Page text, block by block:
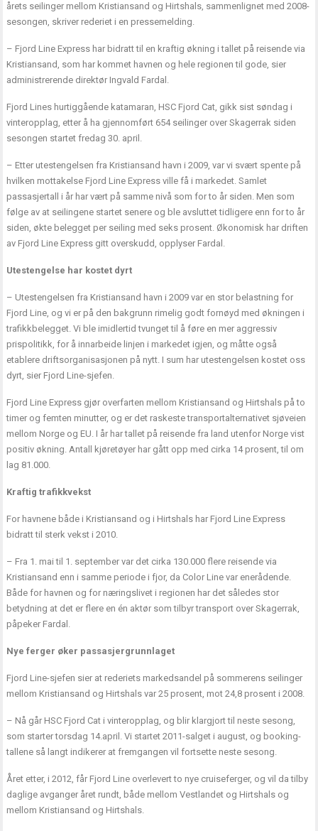
årets seilinger mellom Kristiansand og Hirtshals, sammenlignet med 2008-
sesongen, skriver rederiet i en pressemelding.
– Fjord Line Express har bidratt til en kraftig økning i tallet på reisende via
Kristiansand, som har kommet havnen og hele regionen til gode, sier
administrerende direktør Ingvald Fardal.
Fjord Lines hurtiggående katamaran, HSC Fjord Cat, gikk sist søndag i
vinteropplag, etter å ha gjennomført 654 seilinger over Skagerrak siden
sesongen startet fredag 30. april.
– Etter utestengelsen fra Kristiansand havn i 2009, var vi svært spente på
hvilken mottakelse Fjord Line Express ville få i markedet. Samlet
passasjertall i år har vært på samme nivå som for to år siden. Men som
følge av at seilingene startet senere og ble avsluttet tidligere enn for to år
siden, økte belegget per seiling med seks prosent. Økonomisk har driften
av Fjord Line Express gitt overskudd, opplyser Fardal.
Utestengelse har kostet dyrt
– Utestengelsen fra Kristiansand havn i 2009 var en stor belastning for
Fjord Line, og vi er på den bakgrunn rimelig godt fornøyd med økningen i
trafikkbelegget. Vi ble imidlertid tvunget til å føre en mer aggressiv
prispolitikk, for å innarbeide linjen i markedet igjen, og måtte også
etablere driftsorganisasjonen på nytt. I sum har utestengelsen kostet oss
dyrt, sier Fjord Line-sjefen.
Fjord Line Express gjør overfarten mellom Kristiansand og Hirtshals på to
timer og femten minutter, og er det raskeste transportalternativet sjøveien
mellom Norge og EU. I år har tallet på reisende fra land utenfor Norge vist
positiv økning. Antall kjøretøyer har gått opp med cirka 14 prosent, til om
lag 81.000.
Kraftig trafikkvekst
For havnene både i Kristiansand og i Hirtshals har Fjord Line Express
bidratt til sterk vekst i 2010.
– Fra 1. mai til 1. september var det cirka 130.000 flere reisende via
Kristiansand enn i samme periode i fjor, da Color Line var enerådende.
Både for havnen og for næringslivet i regionen har det således stor
betydning at det er flere en én aktør som tilbyr transport over Skagerrak,
påpeker Fardal.
Nye ferger øker passasjergrunnlaget
Fjord Line-sjefen sier at rederiets markedsandel på sommerens seilinger
mellom Kristiansand og Hirtshals var 25 prosent, mot 24,8 prosent i 2008.
– Nå går HSC Fjord Cat i vinteropplag, og blir klargjort til neste sesong,
som starter torsdag 14.april. Vi startet 2011-salget i august, og booking-
tallene så langt indikerer at fremgangen vil fortsette neste sesong.
Året etter, i 2012, får Fjord Line overlevert to nye cruiseferger, og vil da tilby
daglige avganger året rundt, både mellom Vestlandet og Hirtshals og
mellom Kristiansand og Hirtshals.